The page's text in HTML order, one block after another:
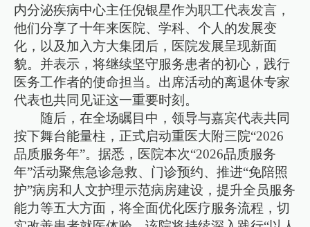
内分泌疾病中心主任倪银星作为职工代表发言，
他们分享了十年来医院、学科、个人的发展变
化，以及加入方大集团后，医院发展呈现新面
貌。并表示，将继续坚守服务患者的初心，践行
医务工作者的使命担当。出席活动的离退休专家
代表也共同见证这一重要时刻。
随后，在全场瞩目中，领导与嘉宾代表共同
按下舞台能量柱，正式启动重医大附三院“2026
品质服务年”。据悉，医院本次“2026品质服务
年”活动聚焦急诊急救、门诊预约、推进“免陪照
护”病房和人文护理示范病房建设，提升全员服务
能力等五大方面，将全面优化医疗服务流程，切